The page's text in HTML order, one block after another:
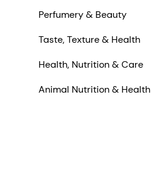
Perfumery & Beauty
Taste, Texture & Health
Health, Nutrition & Care
Animal Nutrition & Health